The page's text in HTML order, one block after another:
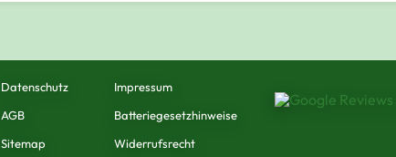
Datenschutz
AGB
Sitemap
Impressum
Batteriegesetzhinweise
Widerrufsrecht